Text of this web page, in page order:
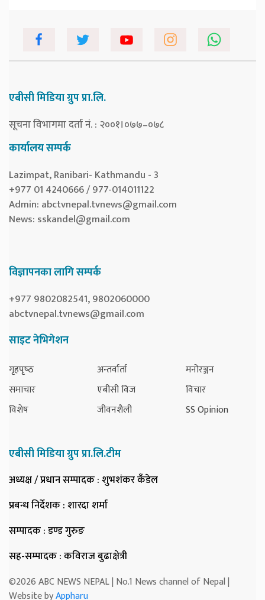
एबीसी मिडिया ग्रुप प्रा.लि.
सूचना विभागमा दर्ता नं. : २००१।०७७–०७८
कार्यालय सम्पर्क
Lazimpat, Ranibari- Kathmandu - 3
+977 01 4240666 / 977-014011122
Admin: abctvnepal.tvnews@gmail.com
News: sskandel@gmail.com
विज्ञापनका लागि सम्पर्क
+977 9802082541, 9802060000
abctvnepal.tvnews@gmail.com
साइट नेभिगेशन
गृहपृष्‍ठ
समाचार
विशेष
अन्तर्वार्ता
एबीसी विज
जीवनशैली
मनोरञ्जन
विचार
SS Opinion
एबीसी मिडिया ग्रुप प्रा.लि.टीम
अध्यक्ष / प्रधान सम्पादक: शुभशंकर कँडेल
प्रबन्ध निर्देशक: शारदा शर्मा
सम्पादक: डण्ड गुरुङ
सह-सम्पादक: कविराज बुढाक्षेत्री
©2026 ABC NEWS NEPAL | No.1 News channel of Nepal |
Website byAppharu